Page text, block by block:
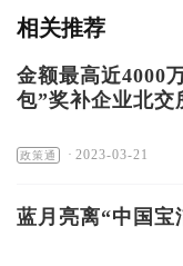
相关推荐
金额最高近4000
包”奖补企业北交
政策通 · 2023-03-21
蓝月亮离“中国宝